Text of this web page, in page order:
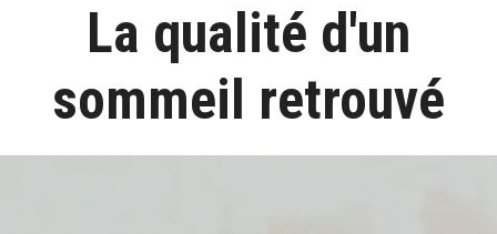
La qualité d'un
sommeil retrouvé